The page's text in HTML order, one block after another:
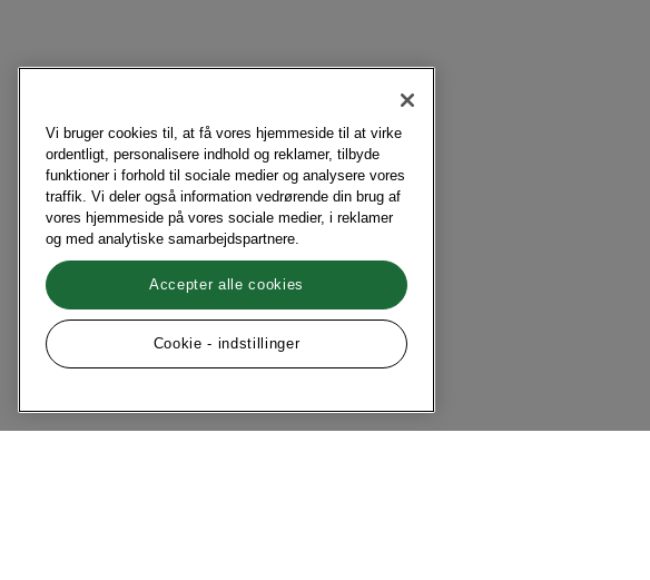
Vi bruger cookies til, at få vores hjemmeside til at virke
ordentligt, personalisere indhold og reklamer, tilbyde
funktioner i forhold til sociale medier og analysere vores
traffik. Vi deler også information vedrørende din brug af
vores hjemmeside på vores sociale medier, i reklamer
og med analytiske samarbejdspartnere.
Accepter alle cookies
Cookie - indstillinger